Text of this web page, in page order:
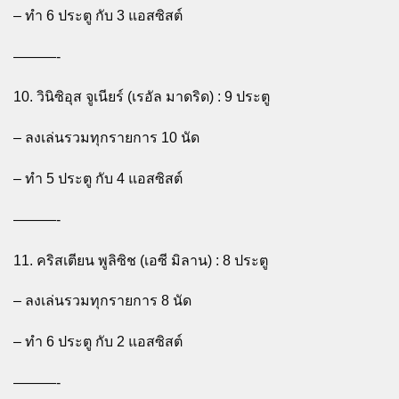
– ทำ 6 ประตู กับ 3 แอสซิสต์
———-
10. วินิซิอุส จูเนียร์ (เรอัล มาดริด) : 9 ประตู
– ลงเล่นรวมทุกรายการ 10 นัด
– ทำ 5 ประตู กับ 4 แอสซิสต์
———-
11. คริสเตียน พูลิซิช (เอซี มิลาน) : 8 ประตู
– ลงเล่นรวมทุกรายการ 8 นัด
– ทำ 6 ประตู กับ 2 แอสซิสต์
———-